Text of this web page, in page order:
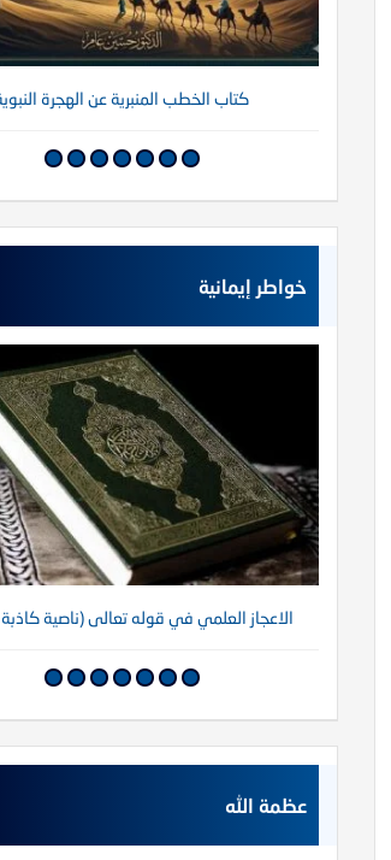
كتاب الخطب المنبرية عن الهجرة
خواطر إيمانية
الاعجاز العلمي في قوله تعالى (ناصية
عظمة الله